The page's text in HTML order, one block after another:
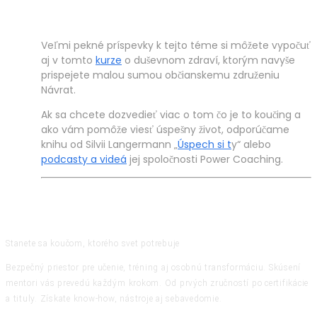
Veľmi pekné príspevky k tejto téme si môžete vypočuť
aj v tomto kurze o duševnom zdraví, ktorým navyše
prispejete malou sumou občianskemu združeniu
Návrat.
Ak sa chcete dozvedieť viac o tom čo je to koučing a
ako vám pomôže viesť úspešny život, odporúčame
knihu od Silvii Langermann „Úspech si ty“ alebo
podcasty a videá jej spoločnosti Power Coaching.
Stanete sa koučom, ktorého svet potrebuje
Bezpečný priestor pre učenie, tréning aj osobnú transformáciu. Skúsení
mentori vás prevedú každým krokom. Od prvých zručností po certifikácie
a tituly. Získate know-how, nástroje aj sebavedomie.